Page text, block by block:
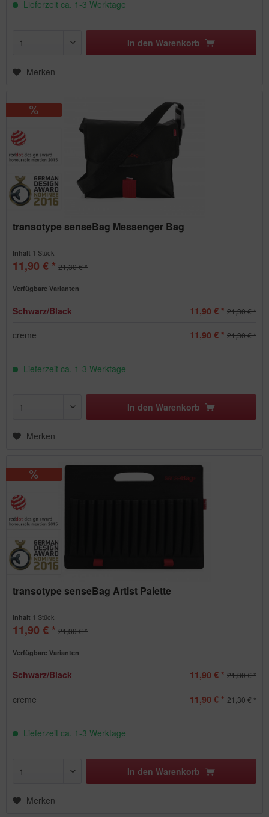
Lieferzeit ca. 1-3 Werktage
In den Warenkorb
Merken
transotype senseBag Messenger Bag
Inhalt 1 Stück
11,90 € * 21,30 € *
Verfügbare Varianten
Schwarz/Black 11,90 € * 21,30 € *
creme 11,90 € * 21,30 € *
Lieferzeit ca. 1-3 Werktage
In den Warenkorb
Merken
transotype senseBag Artist Palette
Inhalt 1 Stück
11,90 € * 21,30 € *
Verfügbare Varianten
Schwarz/Black 11,90 € * 21,30 € *
creme 11,90 € * 21,30 € *
Lieferzeit ca. 1-3 Werktage
In den Warenkorb
Merken